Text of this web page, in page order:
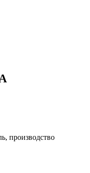
производство